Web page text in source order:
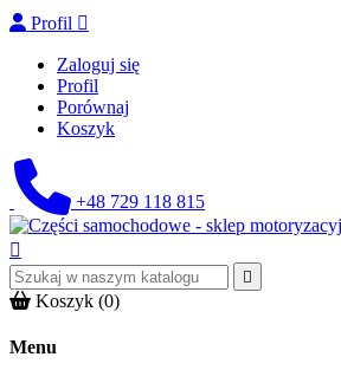
Profil 
Zaloguj się
Profil
Porównaj
Koszyk
+48 729 118 815


Koszyk (0)
Menu